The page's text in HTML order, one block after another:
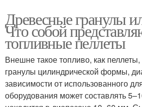
Древесные гранулы
Что собой
топливные пеллеты
Внешне такое топливо, как
гранулы цилиндрической формы,
зависимости от использованного
оборудования может составлять